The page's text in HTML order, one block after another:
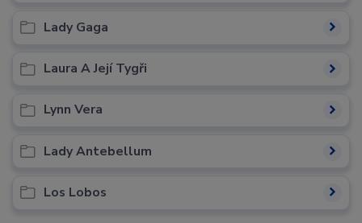
Lady Gaga
Laura A Její Tygři
Lynn Vera
Lady Antebellum
Los Lobos